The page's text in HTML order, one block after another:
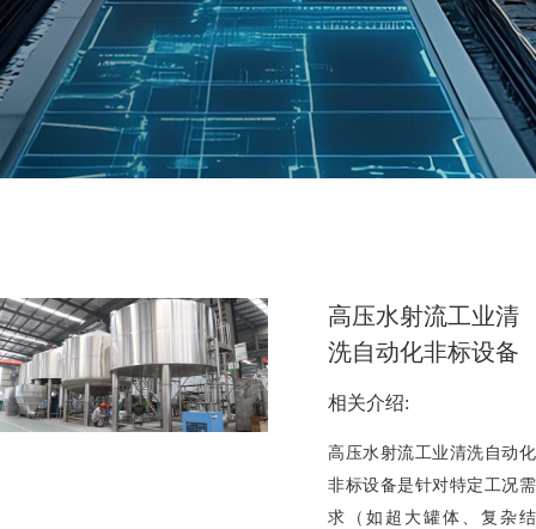
高压水射流工业清
洗自动化非标设备
相关介绍:
高压水射流工业清洗自动化
非标设备是针对特定工况需
求（如超大罐体、复杂结